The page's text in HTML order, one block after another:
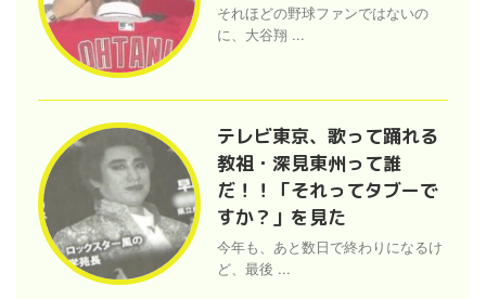
それほどの野球ファンではないの
に、大谷翔 ...
テレビ東京、歌って踊れる
教祖・深見東州って誰
だ！！「それってタブーで
すか？」を見た
今年も、あと数日で終わりになるけ
ど、最後 ...